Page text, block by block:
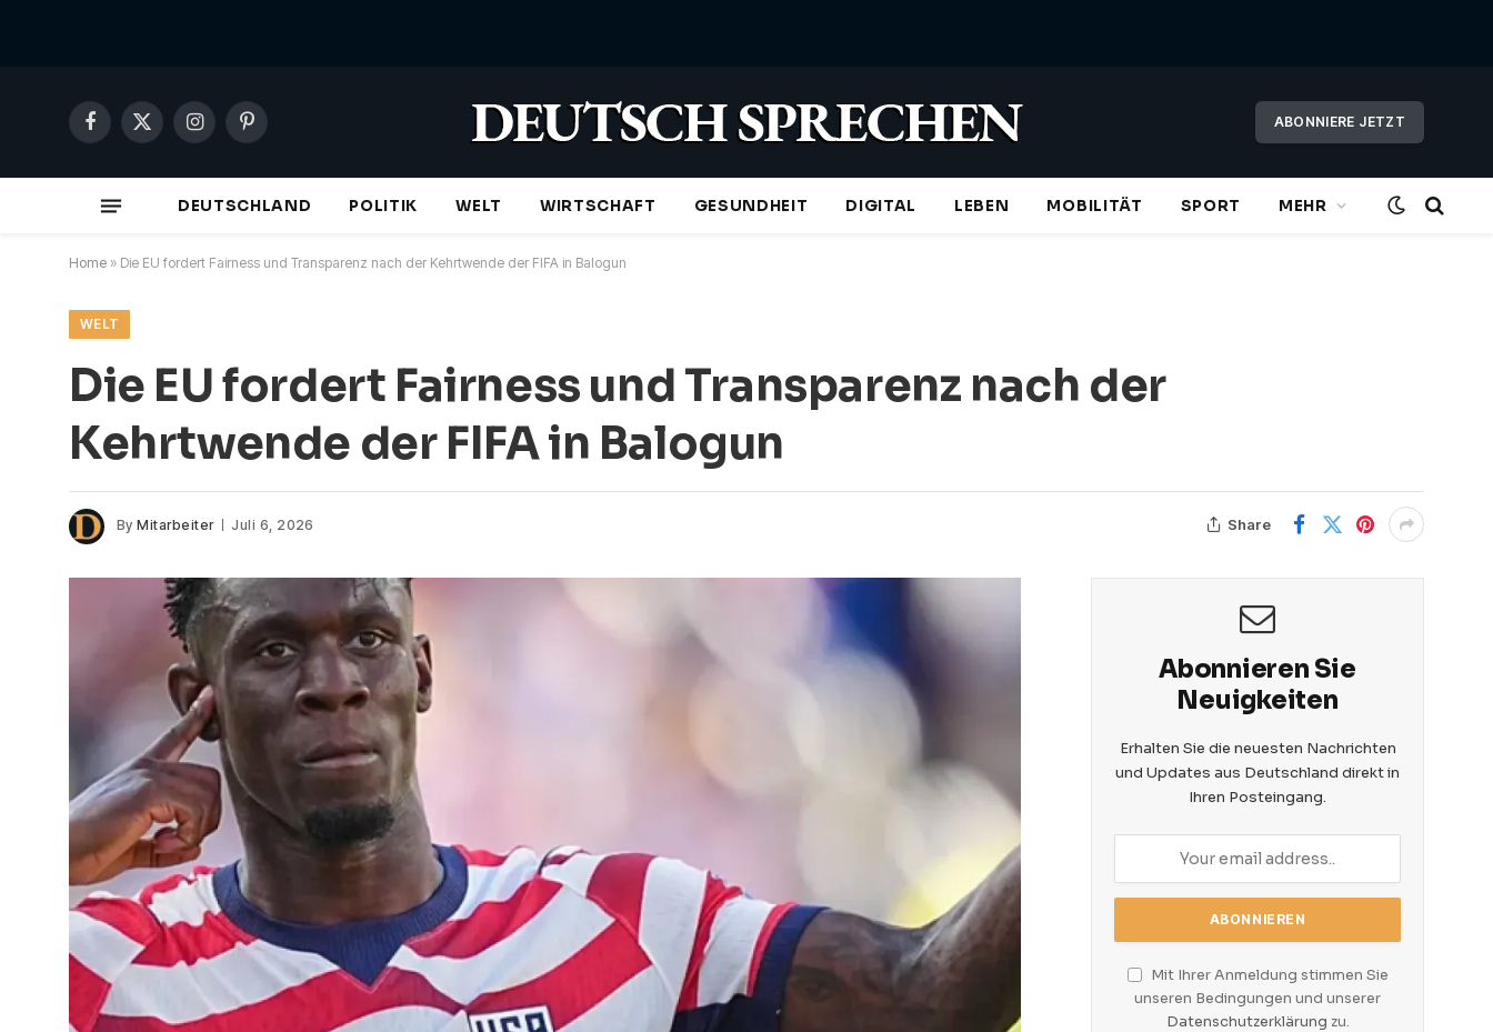
Facebook
X
InstagramPinterest ABONNIERE JETZT
DEUTSCHLAND POLITIK WELT WIRTSCHAFT GESUNDHEIT DIGITAL LEBEN MOBILITÄT SPORT MEHR
Home » Die EU fordert Fairness und Transparenz nach der Kehrtwende der FIFA in Balogun
WELT
Die EU fordert Fairness und Transparenz nach der
Kehrtwende der FIFA in Balogun
By Mitarbeiter Juli 6, 2026 Share
Abonnieren Sie
Neuigkeiten
Erhalten Sie die neuesten Nachrichten
und Updates aus Deutschland direkt in
Ihren Posteingang.
Mit Ihrer Anmeldung stimmen Sie
unseren Bedingungen und unserer
Datenschutzerklärung zu.